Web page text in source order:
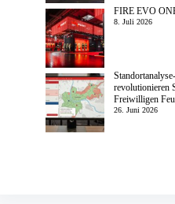
FIRE EVO
8. Juli 2026
revolutionieren
Freiwilligen
26. Juni 2026